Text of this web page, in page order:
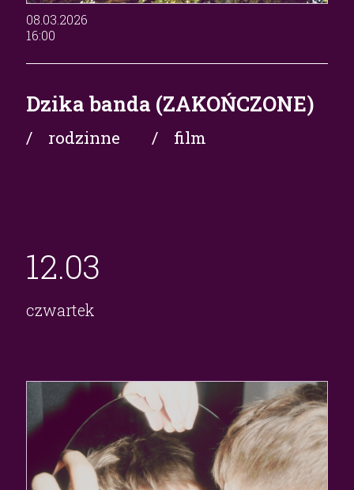
08.03.2026
16:00
Dzika banda (ZAKOŃCZONE)
/ rodzinne / film
12.03
czwartek